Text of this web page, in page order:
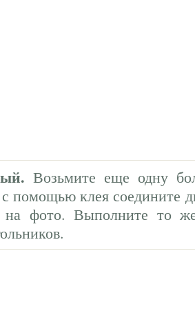
Возьмите еще одну
помощью клея соедините
на фото. Выполните то